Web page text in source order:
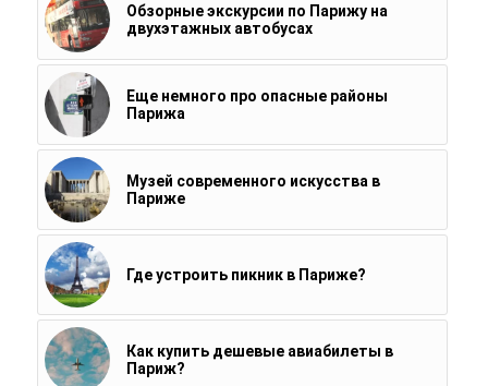
Обзорные экскурсии по Парижу на
двухэтажных автобусах
Еще немного про опасные районы
Парижа
Музей современного искусства в
Париже
Где устроить пикник в Париже?
Как купить дешевые авиабилеты в
Париж?